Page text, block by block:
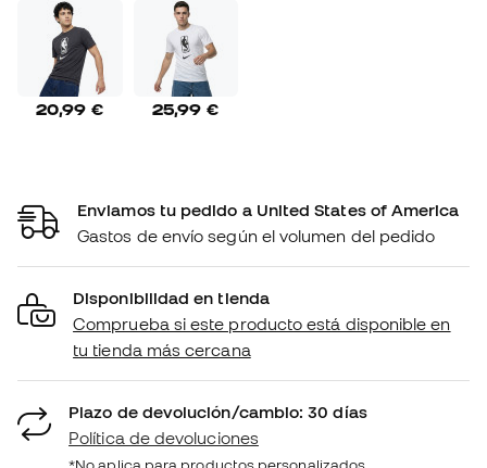
20,99 € 25,99 €
Enviamos tu pedido a United States of America
Gastos de envío según el volumen del pedido
Disponibilidad en tienda
Comprueba si este producto está disponible en
tu tienda más cercana
Plazo de devolución/cambio: 30 días
Política de devoluciones
*No aplica para productos personalizados.